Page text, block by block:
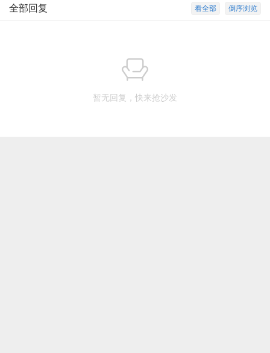
倒序浏览
看全部
全部回复
暂无回复，快来抢沙发